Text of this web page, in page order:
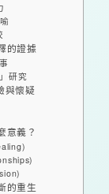
的證據
研究
與懷疑
意義？
的重生